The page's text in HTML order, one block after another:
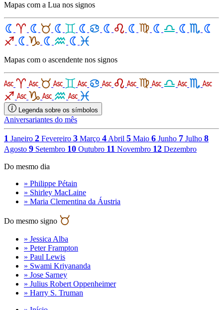
Mapas com a Lua nos signos
Mapas com o ascendente nos signos
Legenda sobre os símbolos
Aniversariantes do mês
1 Janeiro 2 Fevereiro 3 Março 4Abril 5 Maio 6 Junho 7 Julho 8
Agosto 9 Setembro 10 Outubro 11 Novembro 12 Dezembro
Do mesmo dia
» Philippe Pétain
» Shirley MacLaine
» Maria Clementina da Áustria
Do mesmo signo
» Jessica Alba
» Peter Frampton
» Paul Lewis
» Swami Kriyananda
» Jose Sarney
» Julius Robert Oppenheimer
» Harry S. Truman